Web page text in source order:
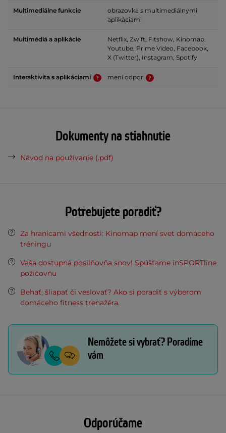
Multimediálne funkcie
obrazovka s multimediálnymi
aplikáciami
Multimédiá a aplikácie
Netflix, Zwift, Fitshow, Kinomap,
Youtube, Prime Video, Facebook,
X (Twitter), Instagram, Spotify
Interaktivita s aplikáciami mení odpor
Dokumenty na stiahnutie
Návod na používanie (.pdf)
Potrebujete poradiť?
Za hranicami všednosti: Kinomap mení svet domáceho
tréningu
Vaša dostupná posilňovňa snov! Spúšťame inSPORTline
požičovňu
Behať, šliapať či veslovať? Ako si poradiť s výberom
domáceho fitness trenažéra.
Nemôžete si vybrať? Poradíme
vám
Odporúčame